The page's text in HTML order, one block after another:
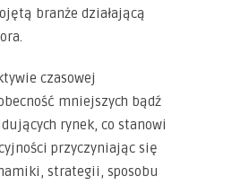
branże działającą
czasowej
mniejszych bądź
rynek, co stanowi
przyczyniając się
strategii, sposobu